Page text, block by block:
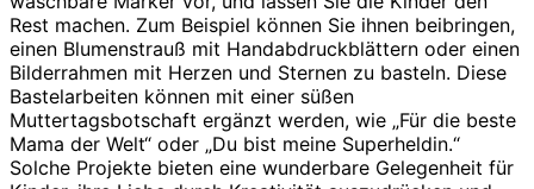
Rest machen. Zum Beispiel können Sie ihnen beibringen,
einen Blumenstrauß mit Handabdruckblättern oder einen
Bilderrahmen mit Herzen und Sternen zu basteln. Diese
Bastelarbeiten können mit einer süßen
Muttertagsbotschaft ergänzt werden, wie „Für die beste
Mama der Welt“ oder „Du bist meine Superheldin.“
Solche Projekte bieten eine wunderbare Gelegenheit für